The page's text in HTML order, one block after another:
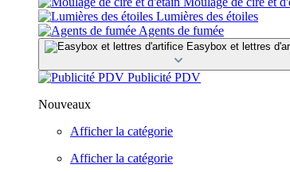
Lumières des étoiles
Agents de fumée
Easybox et lettres
Publicité PDV
Nouveaux
Afficher la catégorie
Afficher la catégorie